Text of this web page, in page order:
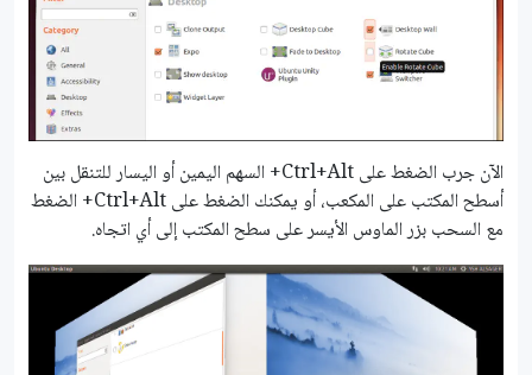
الآن جرب الضغط على Ctrl+Alt+ السهم اليمين أو اليسار للتنقل بين
أسطح المكتب على المكعب، أو يمكنك الضغط على Ctrl+Alt+ الضغط
مع السحب بزر الماوس الأيسر على سطح المكتب إلى أي اتجاه.